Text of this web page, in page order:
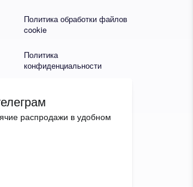
Политика обработки файлов
cookie
Политика
конфиденциальности
распродажи в удобном